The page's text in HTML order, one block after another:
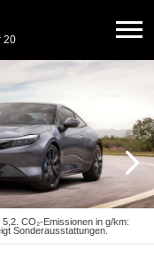
20
CO₂-Emissionen in g/km:
Sonderausstattungen.